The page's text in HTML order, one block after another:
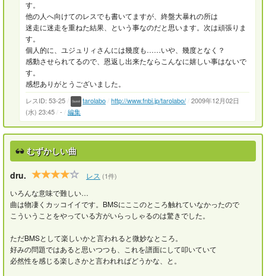
す。
他の人へ向けてのレスでも書いてますが、終盤大暴れの所は
迷走に迷走を重ねた結果、という事なのだと思います。次は頑張りま
す。
個人的に、ユジュリィさんには幾度も……いや、幾度となく？
感動させられてるので、恩返し出来たならこんなに嬉しい事はないで
す。
感想ありがとうございました。
レスID: 53-25 tarolabo http://www.fnbi.jp/tarolabo/ 2009年12月02日
(水) 23:45 - 編集
むずかしい曲
dru. レス (1件)
いろんな意味で難しい…
曲は物凄くカッコイイです。BMSにここのところ触れていなかったので
こういうことをやっている方がいらっしゃるのは驚きでした。
ただBMSとして楽しいかと言われると微妙なところ。
好みの問題ではあると思いつつも、これを譜面にして叩いていて
必然性を感じる楽しさかと言われればどうかな、と。